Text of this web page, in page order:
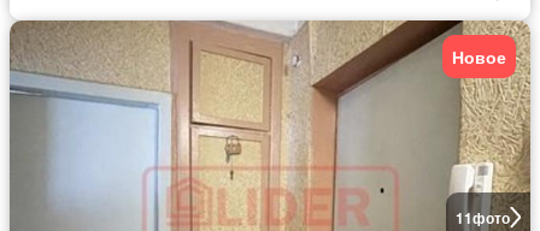
11фото
Новое